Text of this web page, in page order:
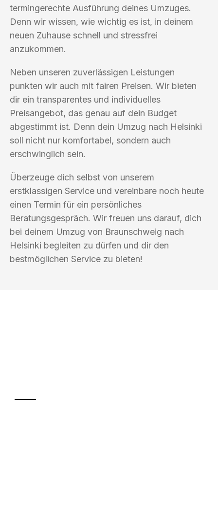
termingerechte Ausführung deines Umzuges.
Denn wir wissen, wie wichtig es ist, in deinem
neuen Zuhause schnell und stressfrei
anzukommen.
Neben unseren zuverlässigen Leistungen
punkten wir auch mit fairen Preisen. Wir bieten
dir ein transparentes und individuelles
Preisangebot, das genau auf dein Budget
abgestimmt ist. Denn dein Umzug nach Helsinki
soll nicht nur komfortabel, sondern auch
erschwinglich sein.
Überzeuge dich selbst von unserem
erstklassigen Service und vereinbare noch heute
einen Termin für ein persönliches
Beratungsgespräch. Wir freuen uns darauf, dich
bei deinem Umzug von Braunschweig nach
Helsinki begleiten zu dürfen und dir den
bestmöglichen Service zu bieten!